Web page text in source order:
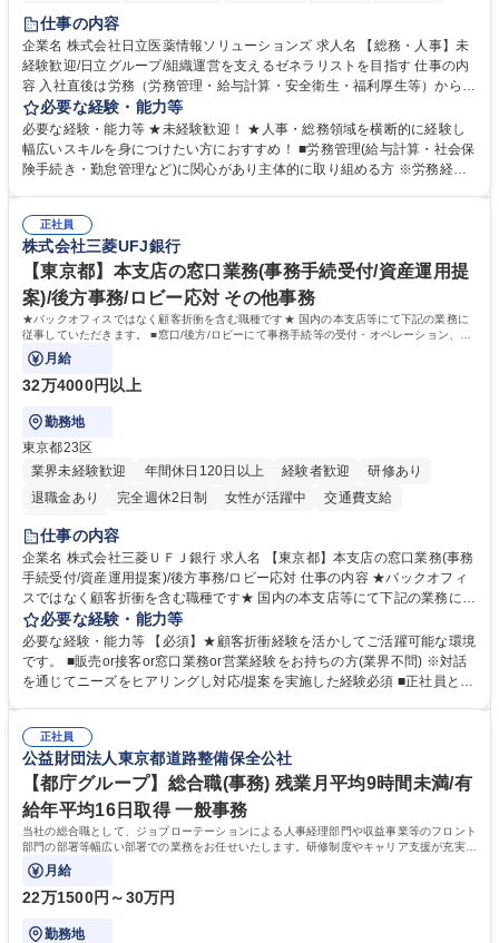
住宅手当あり
育休あり
完全週休2日制 交通費支給 土日祝休み 寮・社宅あり
仕事の内容
企業名 株式会社日立医薬情報ソリューションズ 求人名 【総務・人事】未
経験歓迎/日立グループ/組織運営を支えるゼネラリストを目指す 仕事の内
容 入社直後は労務（労務管理・給与計算・安全衛生・福利厚生等）からお
任せいたします。将来は総務・採用・教育業務へ守備範囲を広げ、組織運
営を支えるゼネラリストをめざせます。 ・初期業務：労働時間管理、給与
計算、社会保険対応、福利厚生管理、安全衛生、健康経営推進等をお任せ
します。ご経験に応じて、休職者管理など、幅広く経験を積んでいただき
幅広く経験を積みたい意欲がある方に最適な環境です。 募集職種 【総
務・人事】未経験歓迎/日立グループ/組織運営を支えるゼネラリストを目
指す
必要な経験・能力等
必要な経験・能力等 ★未経験歓迎！ ★人事・総務領域を横断的に経験し
幅広いスキルを身につけたい方におすすめ！ ■労務管理(給与計算・社会保
険手続き・勤怠管理など)に関心があり主体的に取り組める方 ※労務経験
のご経験 ■労務管理（給与計算・社会保険手続き・勤怠管理など）の経験
■衛生管理者の資格をお持ちの方 学歴・資格 学歴：大学院 大学 高専 短大
専修学校 高校 語学力： 資格：
正社員
株式会社三菱UFJ銀行
【東京都】本支店の窓口業務(事務手続受付/資産運用提
案)/後方事務/ロビー応対 その他事務
★バックオフィスではなく顧客折衝を含む職種です★ 国内の本支店等にて下記の業務に
従事していただきます。 ■窓口/後方/ロビーにて事務手続等の受付・オペレーション、お
客様対応
月給
32万4000円以上
勤務地
東京都23区
業界未経験歓迎
年間休日120日以上 経験者歓迎
研修あり
退職金あり
完全週休2日制 女性が活躍中
交通費支給
土日祝休み
仕事の内容
企業名 株式会社三菱ＵＦＪ銀行 求人名 【東京都】本支店の窓口業務(事務
手続受付/資産運用提案)/後方事務/ロビー応対 仕事の内容 ★バックオフィ
スではなく顧客折衝を含む職種です★ 国内の本支店等にて下記の業務に従
事していただきます。 ■窓口/後方/ロビーにて事務手続等の受付・オペレ
ーション、お客様対応 ■窓口にて、ご来店された個人のお客様に対して金
融商品のご提案 ■効率的な事務運用の検討・構築等 ≪業務紹介：ご応募前
に必ずご覧ください≫ ※記事 https://www.mysite.bk.mufg.jp/career/circle/
必要な経験・能力等
必要な経験・能力等 【必須】★顧客折衝経験を活かしてご活躍可能な環境
です。 ■販売or接客or窓口業務or営業経験をお持ちの方(業界不問) ※対話
を通じてニーズをヒアリングし対応/提案を実施した経験必須 ■正社員とし
るので安心して入行いただけます。 幅広いキャリアの選択肢があり、公募
や社内副業等を活用し、 一人ひとりが挑戦できるカルチャーが浸透してい
ます。 学歴・資格 学歴：大学院 大学 高専 短大 専修学校 高校 語学力：
資格：
正社員
公益財団法人東京都道路整備保全公社
【都庁グループ】総合職(事務) 残業月平均9時間未満/有
給年平均16日取得 一般事務
当社の総合職として、ジョブローテーションによる人事経理部門や収益事業等のフロント
部門の部署等幅広い部署での業務をお任せいたします。研修制度やキャリア支援が充実し
ております！ ※下記業務詳細
月給
22万1500円～30万円
勤務地